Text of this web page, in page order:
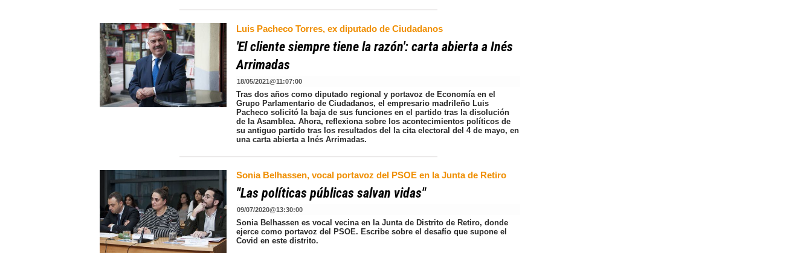
Luis Pacheco Torres, ex diputado de Ciudadanos
'El cliente siempre tiene la razón': carta abierta a Inés
Arrimadas
18/05/2021@11:07:00
Tras dos años como diputado regional y portavoz de Economía en el
Grupo Parlamentario de Ciudadanos, el empresario madrileño Luis
Pacheco solicitó la baja de sus funciones en el partido tras la disolución
de la Asamblea. Ahora, reflexiona sobre los acontecimientos políticos de
su antiguo partido tras los resultados del la cita electoral del 4 de mayo, en
una carta abierta a Inés Arrimadas.
Sonia Belhassen, vocal portavoz del PSOE en la Junta de Retiro
"Las políticas públicas salvan vidas"
09/07/2020@13:30:00
Sonia Belhassen es vocal vecina en la Junta de Distrito de Retiro, donde
ejerce como portavoz del PSOE. Escribe sobre el desafío que supone el
Covid en este distrito.